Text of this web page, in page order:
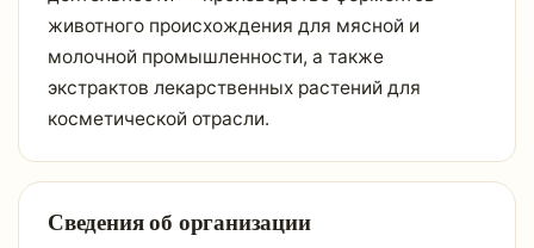
животного происхождения для мясной и
молочной промышленности, а также
экстрактов лекарственных растений для
косметической отрасли.
Сведения об организации